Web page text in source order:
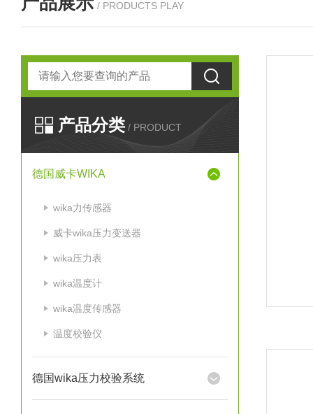
/ PRODUCTS PLAY
产品分类 / PRODUCT
德国威卡WIKA
wika力传感器
威卡wika压力变送器
wika压力表
wika温度计
wika温度传感器
温度校验仪
德国wika压力校验系统